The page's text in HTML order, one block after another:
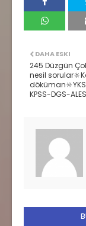
DAHA ESKI
245 Düzgün
nesil
KPSS-DGS-ALES